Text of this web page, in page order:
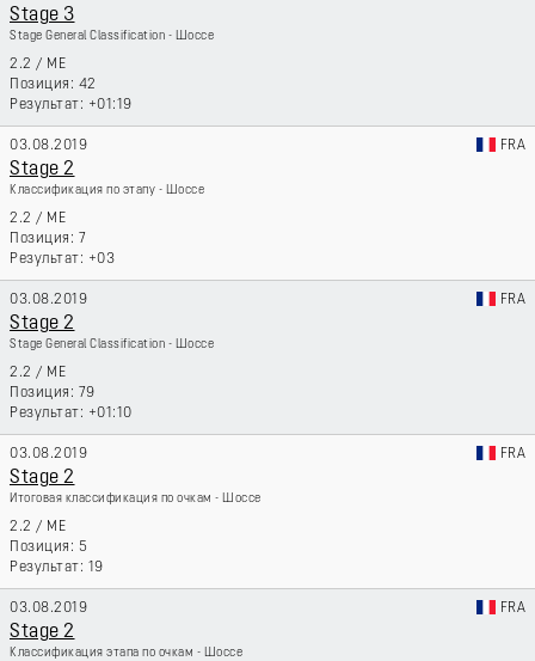
Stage 3
Stage General Classification - Шоссе
2.2 / ME
42
+01:19
03.08.2019 FRA
Stage 2
Классификация по этапу - Шоссе
2.2 / ME
7
+03
03.08.2019 FRA
Stage 2
Stage General Classification - Шоссе
2.2 / ME
79
+01:10
03.08.2019 FRA
Stage 2
Итоговая классификация по очкам - Шоссе
2.2 / ME
5
19
03.08.2019 FRA
Stage 2
Классификация этапа по очкам - Шоссе